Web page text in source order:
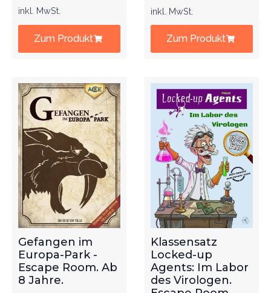
inkl. MwSt.
Zum Produkt
inkl. MwSt.
Zum Produkt
Gefangen im
Europa-Park -
Escape Room. Ab
8 Jahre.
Klassensatz
Locked-up
Agents: Im Labor
des Virologen.